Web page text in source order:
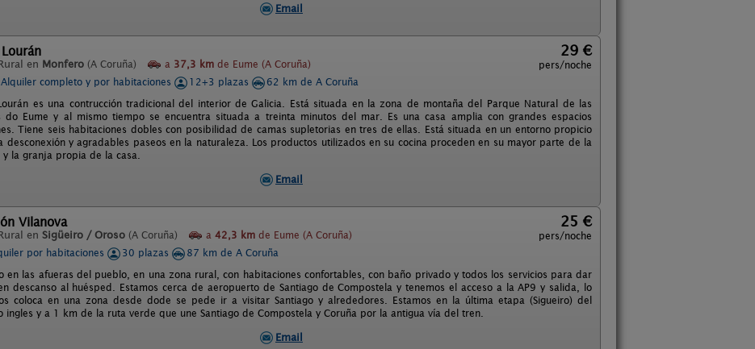
Email
en Monfero (A Coruña) a 37,3 km de Eume (A Coruña)
29 €
pers/noche
Alquiler completo y por habitaciones
12+3 plazas
62 km de A Coruña
es una contrucción tradicional del interior de Galicia. Está situada en la zona de montaña del Parque Natural de las
do Eume y al mismo tiempo se encuentra situada a treinta minutos del mar. Es una casa amplia con grandes espacios
Tiene seis habitaciones dobles con posibilidad de camas supletorias en tres de ellas. Está situada en un entorno propicio
desconexión y agradables paseos en la naturaleza. Los productos utilizados en su cocina proceden en su mayor parte de la
y la granja propia de la casa.
Email
Vilanova
en Sigüeiro / Oroso (A Coruña) a 42,3 km de Eume (A Coruña)
25 €
pers/noche
por habitaciones
30 plazas
87 km de A Coruña
en las afueras del pueblo, en una zona rural, con habitaciones confortables, con baño privado y todos los servicios para dar
descanso al huésped. Estamos cerca de aeropuerto de Santiago de Compostela y tenemos el acceso a la AP9 y salida, lo
coloca en una zona desde dode se pede ir a visitar Santiago y alrededores. Estamos en la última etapa (Sigueiro) del
ingles y a 1 km de la ruta verde que une Santiago de Compostela y Coruña por la antigua vía del tren.
Email